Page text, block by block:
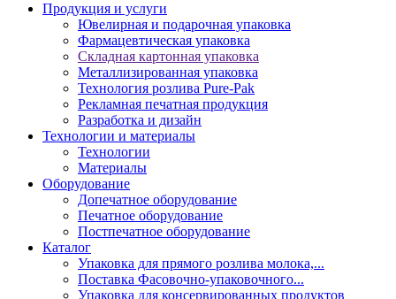
Продукция и услуги
Ювелирная и подарочная упаковка
Фармацевтическая упаковка
Складная картонная упаковка
Металлизированная упаковка
Технология розлива Pure-Pak
Рекламная печатная продукция
Разработка и дизайн
Технологии и материалы
Технологии
Материалы
Оборудование
Допечатное оборудование
Печатное оборудование
Постпечатное оборудование
Каталог
Упаковка для прямого розлива молока,...
Поставка Фасовочно-упаковочного...
Упаковка для консервированных продуктов